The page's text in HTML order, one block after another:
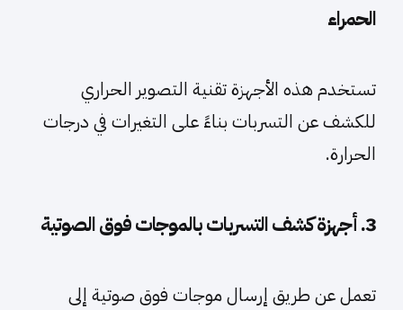
الحمراء
تستخدم هذه الأجهزة تقنية التصوير الحراري
للكشف عن التسربات بناءً على التغيرات في درجات
الحرارة.
3. أجهزة كشف التسربات بالموجات فوق الصوتية
تعمل عن طريق إرسال موجات فوق صوتية إلى